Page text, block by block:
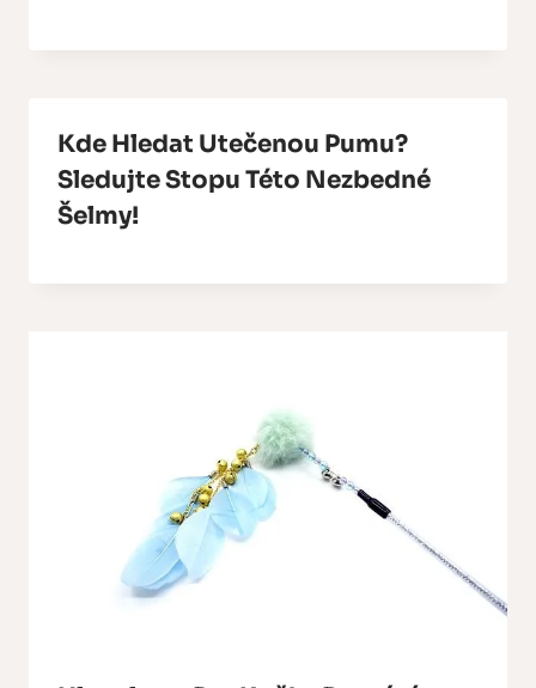
Kde Hledat Utečenou Pumu?
Sledujte Stopu Této Nezbedné
Šelmy!